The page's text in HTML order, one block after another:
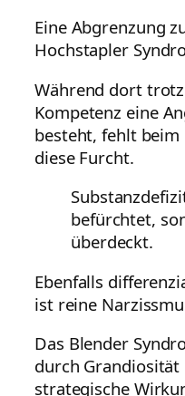
Eine Abgrenzung
Hochstapler
Während dort
Kompetenz eine
besteht, fehlt beim
diese Furcht.
befürchtet,
überdeckt.
Ebenfalls
ist reine
Das Blender
durch
strategische